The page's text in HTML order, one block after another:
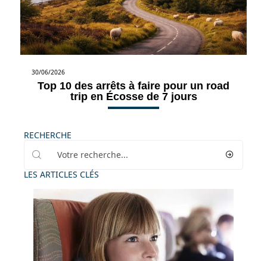
30/06/2026
Top 10 des arrêts à faire pour un road
trip en Écosse de 7 jours
RECHERCHE
LES ARTICLES CLÉS